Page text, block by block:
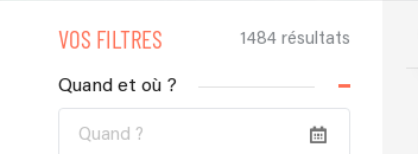
VOS FILTRES 1484 résultats
Quand et où ?